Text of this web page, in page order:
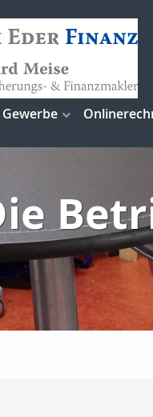
Gewerbe